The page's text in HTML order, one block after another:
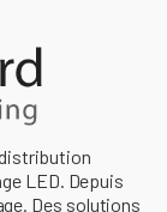
LED. Depuis
Des solutions